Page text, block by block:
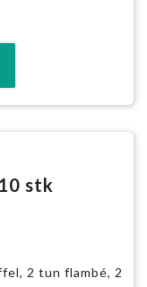
stk
2 tun flambé, 2